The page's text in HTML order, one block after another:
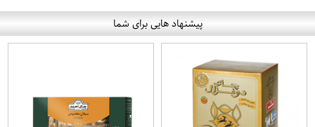
پیشنهاد هایی برای شما